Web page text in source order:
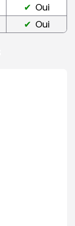
Oui
Oui